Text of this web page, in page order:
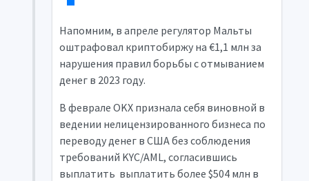
Напомним, в апреле регулятор Мальты
оштрафовал криптобиржу на €1,1 млн за
нарушения правил борьбы с отмыванием
денег в 2023 году.
В феврале OKX признала себя виновной в
ведении нелицензированного бизнеса по
переводу денег в США без соблюдения
требований KYC/AML, согласившись
выплатить выплатить более $504 млн в